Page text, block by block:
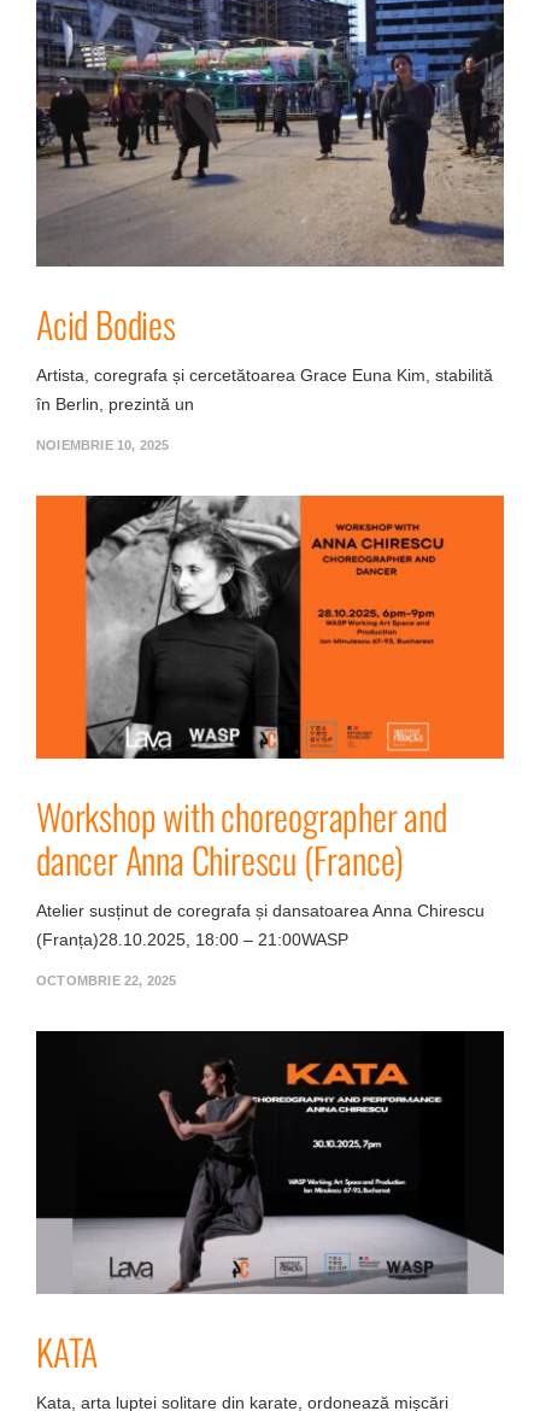
Acid Bodies
Artista, coregrafa și cercetătoarea Grace Euna Kim, stabilită
în Berlin, prezintă un
NOIEMBRIE 10, 2025
Workshop with choreographer and
dancer Anna Chirescu (France)
Atelier susținut de coregrafa și dansatoarea Anna Chirescu
(Franța)28.10.2025, 18:00 – 21:00WASP
OCTOMBRIE 22, 2025
KATA
Kata, arta luptei solitare din karate, ordonează mișcări